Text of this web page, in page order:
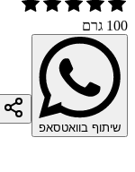
100 גרם
שיתוף בוואטסאפ